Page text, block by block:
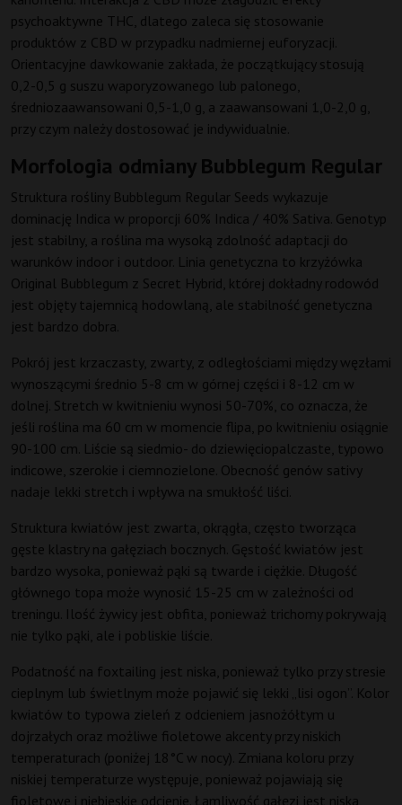
psychoaktywne THC, dlatego zaleca się stosowanie
produktów z CBD w przypadku nadmiernej euforyzacji.
Orientacyjne dawkowanie zakłada, że początkujący stosują
0,2-0,5 g suszu waporyzowanego lub palonego,
średniozaawansowani 0,5-1,0 g, a zaawansowani 1,0-2,0 g,
przy czym należy dostosować je indywidualnie.
Morfologia odmiany Bubblegum Regular
Struktura rośliny Bubblegum Regular Seeds wykazuje
dominację Indica w proporcji 60% Indica / 40% Sativa. Genotyp
jest stabilny, a roślina ma wysoką zdolność adaptacji do
warunków indoor i outdoor. Linia genetyczna to krzyżówka
Original Bubblegum z Secret Hybrid, której dokładny rodowód
jest objęty tajemnicą hodowlaną, ale stabilność genetyczna
jest bardzo dobra.
Pokrój jest krzaczasty, zwarty, z odległościami między węzłami
wynoszącymi średnio 5-8 cm w górnej części i 8-12 cm w
dolnej. Stretch w kwitnieniu wynosi 50-70%, co oznacza, że
jeśli roślina ma 60 cm w momencie flipa, po kwitnieniu osiągnie
90-100 cm. Liście są siedmio- do dziewięciopalczaste, typowo
indicowe, szerokie i ciemnozielone. Obecność genów sativy
nadaje lekki stretch i wpływa na smukłość liści.
Struktura kwiatów jest zwarta, okrągła, często tworząca
gęste klastry na gałęziach bocznych. Gęstość kwiatów jest
bardzo wysoka, ponieważ pąki są twarde i ciężkie. Długość
głównego topa może wynosić 15-25 cm w zależności od
treningu. Ilość żywicy jest obfita, ponieważ trichomy pokrywają
nie tylko pąki, ale i pobliskie liście.
Podatność na foxtailing jest niska, ponieważ tylko przy stresie
cieplnym lub świetlnym może pojawić się lekki „lisi ogon”. Kolor
kwiatów to typowa zieleń z odcieniem jasnożółtym u
dojrzałych oraz możliwe fioletowe akcenty przy niskich
temperaturach (poniżej 18°C w nocy). Zmiana koloru przy
niskiej temperaturze występuje, ponieważ pojawiają się
fioletowe i niebieskie odcienie. Łamliwość gałęzi jest niska,